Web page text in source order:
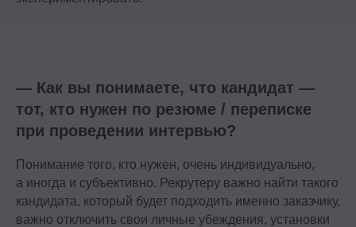
— Как вы понимаете, что кандидат —
тот, кто нужен по резюме / переписке
при проведении интервью?
Понимание того, кто нужен, очень индивидуально,
а иногда и субъективно. Рекрутеру важно найти такого
кандидата, который будет подходить именно заказчику,
важно отключить свои личные убеждения, установки